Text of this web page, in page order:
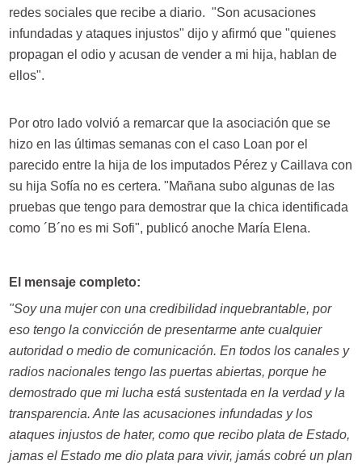
redes sociales que recibe a diario. "Son acusaciones
infundadas y ataques injustos" dijo y afirmó que "quienes
propagan el odio y acusan de vender a mi hija, hablan de
ellos".
Por otro lado volvió a remarcar que la asociación que se
hizo en las últimas semanas con el caso Loan por el
parecido entre la hija de los imputados Pérez y Caillava con
su hija Sofía no es certera. "Mañana subo algunas de las
pruebas que tengo para demostrar que la chica identificada
como ´B´no es mi Sofi", publicó anoche María Elena.
El mensaje completo:
"Soy una mujer con una credibilidad inquebrantable, por
eso tengo la convicción de presentarme ante cualquier
autoridad o medio de comunicación. En todos los canales y
radios nacionales tengo las puertas abiertas, porque he
demostrado que mi lucha está sustentada en la verdad y la
transparencia. Ante las acusaciones infundadas y los
ataques injustos de hater, como que recibo plata de Estado,
jamas el Estado me dio plata para vivir, jamás cobré un plan